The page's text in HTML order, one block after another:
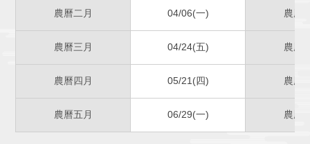
農曆二月 04/06(一) 農曆
農曆三月 04/24(五) 農曆
農曆四月 05/21(四) 農曆
農曆五月 06/29(一) 農曆